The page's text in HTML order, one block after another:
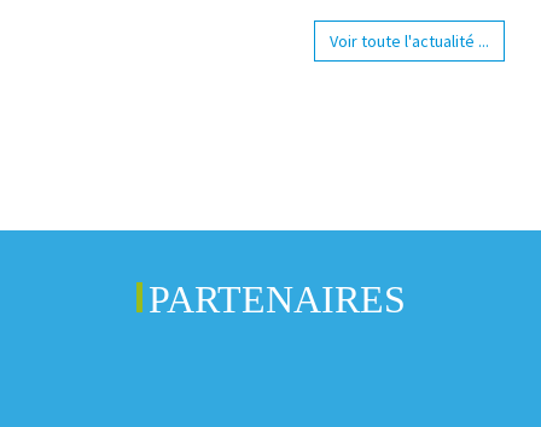
Voir toute l'actualité ...
PARTENAIRES